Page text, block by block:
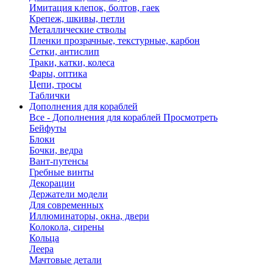
Имитация клепок, болтов, гаек
Крепеж, шкивы, петли
Металлические стволы
Пленки прозрачные, текстурные, карбон
Сетки, антислип
Траки, катки, колеса
Фары, оптика
Цепи, тросы
Таблички
Дополнения для кораблей
Все - Дополнения для кораблей Просмотреть
Бейфуты
Блоки
Бочки, ведра
Вант-путенсы
Гребные винты
Декорации
Держатели модели
Для современных
Иллюминаторы, окна, двери
Колокола, сирены
Кольца
Леера
Мачтовые детали